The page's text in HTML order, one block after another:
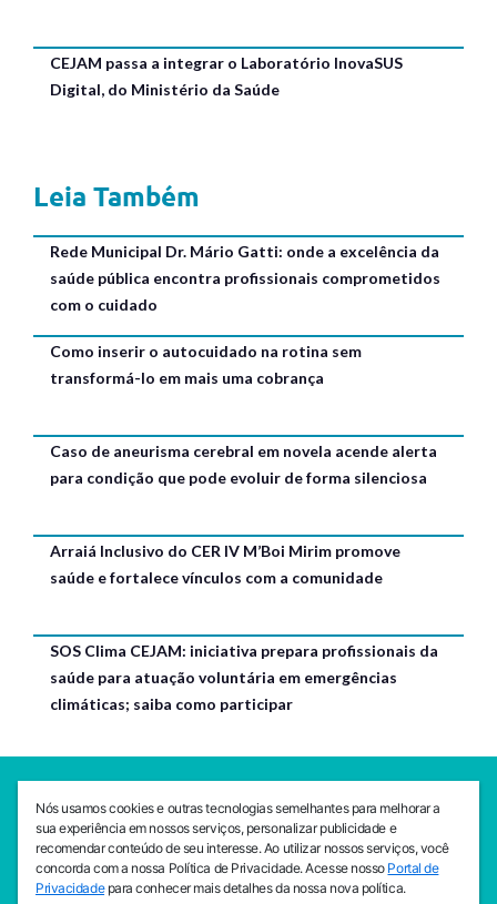
CEJAM passa a integrar o Laboratório InovaSUS
Digital, do Ministério da Saúde
Leia Também
Rede Municipal Dr. Mário Gatti: onde a excelência da
saúde pública encontra profissionais comprometidos
com o cuidado
Como inserir o autocuidado na rotina sem
transformá-lo em mais uma cobrança
Caso de aneurisma cerebral em novela acende alerta
para condição que pode evoluir de forma silenciosa
Arraiá Inclusivo do CER IV M’Boi Mirim promove
saúde e fortalece vínculos com a comunidade
SOS Clima CEJAM: iniciativa prepara profissionais da
saúde para atuação voluntária em emergências
climáticas; saiba como participar
Av. da Liberdade, 765, Liberdade, São Paulo, 01503-001
(11) 3469 - 1818
INSTITUTO CEJAM
Nós usamos cookies e outras tecnologias semelhantes para melhorar a
sua experiência em nossos serviços, personalizar publicidade e
recomendar conteúdo de seu interesse. Ao utilizar nossos serviços, você
concorda com a nossa Política de Privacidade. Acesse nosso Portal de
Privacidadepara conhecer mais detalhes da nossa nova política.